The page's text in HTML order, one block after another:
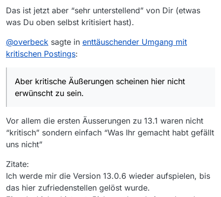
Rückmeldungen dieser Art - hier offensichtlich nicht.
Das ist jetzt aber “sehr unterstellend” von Dir (etwas
was Du oben selbst kritisiert hast).
@overbeck sagte in enttäuschender Umgang mit
kritischen Postings:
Aber kritische Äußerungen scheinen hier nicht
erwünscht zu sein.
Vor allem die ersten Äusserungen zu 13.1 waren nicht
“kritisch” sondern einfach “Was Ihr gemacht habt gefällt
uns nicht”
Zitate:
Ich werde mir die Version 13.0.6 wieder aufspielen, bis
das hier zufriedenstellen gelöst wurde.